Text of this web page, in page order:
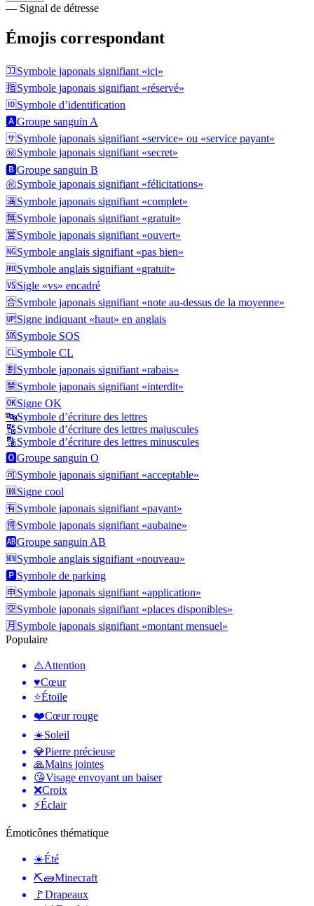
— Signal de détresse
Émojis correspondant
🈁 Symbole japonais signifiant «ici»
🈯Symbole japonais signifiant «réservé»
🆔 Symbole d’identification
🅰️Groupe sanguin A
🈂️ Symbole japonais signifiant «service» ou «service payant»
㊙️Symbole japonais signifiant «secret»
🅱️Groupe sanguin B
㊗️Symbole japonais signifiant «félicitations»
🈵Symbole japonais signifiant «complet»
🈚Symbole japonais signifiant «gratuit»
🈺Symbole japonais signifiant «ouvert»
🆖Symbole anglais signifiant «pas bien»
🆓Symbole anglais signifiant «gratuit»
🆚Sigle «vs» encadré
🈴Symbole japonais signifiant «note au-dessus de la moyenne»
🆙Signe indiquant «haut» en anglais
🆘Symbole SOS
🆑Symbole CL
🈹 Symbole japonais signifiant «rabais»
🈲Symbole japonais signifiant «interdit»
🆗Signe OK
🔤Symbole d’écriture des lettres
🔠Symbole d’écriture des lettres majuscules
🔡Symbole d’écriture des lettres minuscules
🅾️Groupe sanguin O
🉑Symbole japonais signifiant «acceptable»
🆒Signe cool
🈶Symbole japonais signifiant «payant»
🉐Symbole japonais signifiant «aubaine»
🆎Groupe sanguin AB
🆕Symbole anglais signifiant «nouveau»
🅿️Symbole de parking
🈸 Symbole japonais signifiant «application»
🈳Symbole japonais signifiant «places disponibles»
🈷️ Symbole japonais signifiant «montant mensuel»
Populaire
⚠️Attention
♥️Cœur
⭐Étoile
❤️Cœur rouge
☀️Soleil
💎Pierre précieuse
🙏Mains jointes
😘Visage envoyant un baiser
❌Croix
⚡Éclair
Émoticônes thématique
☀️Été
⛏🧱Minecraft
🚩Drapeaux